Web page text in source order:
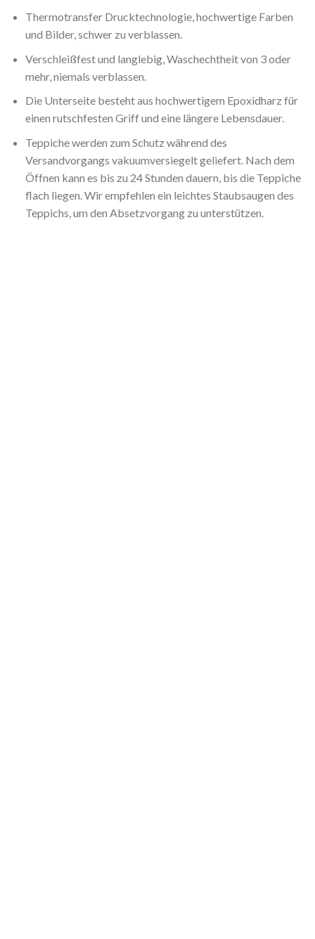
Thermotransfer Drucktechnologie, hochwertige Farben
und Bilder, schwer zu verblassen.
Verschleißfest und langlebig, Waschechtheit von 3 oder
mehr, niemals verblassen.
Die Unterseite besteht aus hochwertigem Epoxidharz für
einen rutschfesten Griff und eine längere Lebensdauer.
Teppiche werden zum Schutz während des
Versandvorgangs vakuumversiegelt geliefert. Nach dem
Öffnen kann es bis zu 24 Stunden dauern, bis die Teppiche
flach liegen. Wir empfehlen ein leichtes Staubsaugen des
Teppichs, um den Absetzvorgang zu unterstützen.